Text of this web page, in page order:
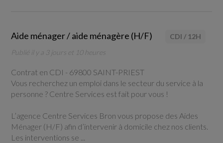
Aide ménager / aide ménagère (H/F) CDI/ 12H
Publié il y a 3 jours et 10 heures
Contrat en CDI - 69800 SAINT-PRIEST
Vous recherchez un emploi dans le secteur du service à la
personne ? Centre Services est fait pour vous !
L’agence Centre Services Bron vous propose des Aides
Ménager (H/F) afin d’intervenir à domicile chez nos clients.
Les interventions se ...